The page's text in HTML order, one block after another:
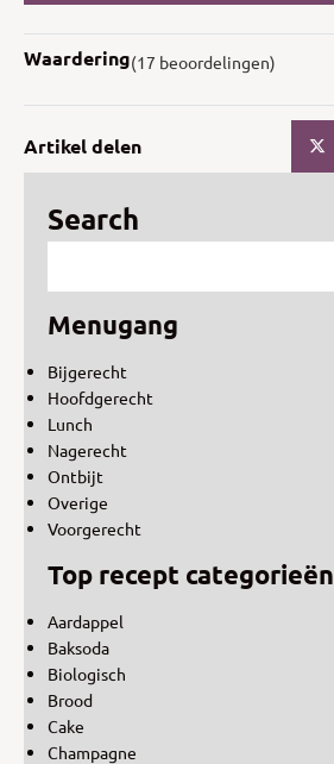
Waardering(17 beoordelingen)
Artikel delen
Search
Menugang
Bijgerecht
Hoofdgerecht
Lunch
Nagerecht
Ontbijt
Overige
Voorgerecht
Top recept categorieën
Aardappel
Baksoda
Biologisch
Brood
Cake
Champagne